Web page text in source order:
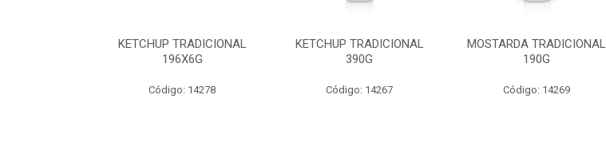
KETCHUP TRADICIONAL
196X6G
Código: 14278
KETCHUP TRADICIONAL
390G
Código: 14267
MOSTARDA TRADICIONAL
190G
Código: 14269